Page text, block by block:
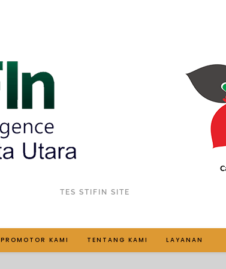
TES STIFIN SITE
PROMOTOR KAMI TENTANG KAMI LAYANAN